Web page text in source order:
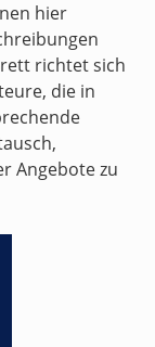
hier
richtet sich
die in
Angebote zu